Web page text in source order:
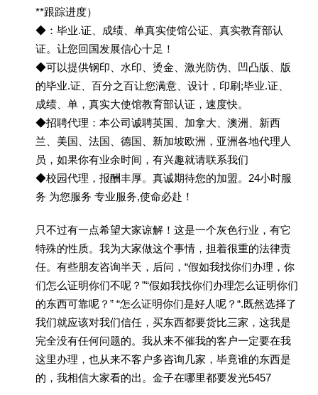
**跟踪进度）
◆：毕业.证、成绩、单真实使馆公证、真实教育部认
证。让您回国发展信心十足！
◆可以提供钢印、水印、烫金、激光防伪、凹凸版、版
的毕业.证、百分之百让您满意、设计，印刷;毕业.证、
成绩、单，真实大使馆教育部认证，速度快。
◆招聘代理：本公司诚聘英国、加拿大、澳洲、新西
兰、美国、法国、德国、新加坡欧洲，亚洲各地代理人
员，如果你有业余时间，有兴趣就请联系我们
◆校园代理，报酬丰厚。真诚期待您的加盟。24小时服
务 为您服务 专业服务,使命必赴！
只不过有一点希望大家谅解！这是一个灰色行业，有它
特殊的性质。我为大家做这个事情，担着很重的法律责
任。有些朋友咨询半天，后问，“假如我找你们办理，你
们怎么证明你们不呢？”“假如我找你们办理怎么证明你们
的东西可靠呢？” “怎么证明你们是好人呢？“.既然选择了
我们就应该对我们信任，买东西都要货比三家，这我是
完全没有任何问题的。我从来不催我的客户一定要在我
这里办理，也从来不客户多咨询几家，毕竟谁的东西是
的，我相信大家看的出。金子在哪里都要发光5457